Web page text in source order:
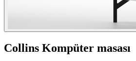
Collins Kompüter masası